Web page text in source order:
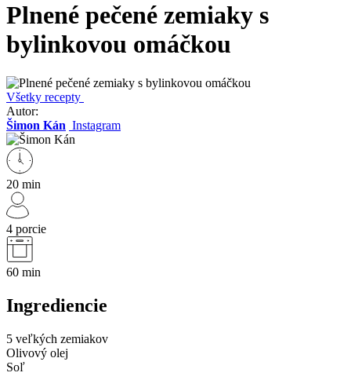
Plnené pečené zemiaky s
bylinkovou omáčkou
Všetky recepty
Autor:
Šimon Kán Instagram
20 min
4 porcie
60 min
Ingrediencie
5 veľkých zemiakov
Olivový olej
Soľ